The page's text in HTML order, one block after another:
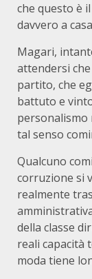
che questo è
davvero a
Magari,
attendersi
partito, che
battuto e
personalismo
tal senso
Qualcuno
corruzione si
realmente
della classe
reali capacità
moda tiene